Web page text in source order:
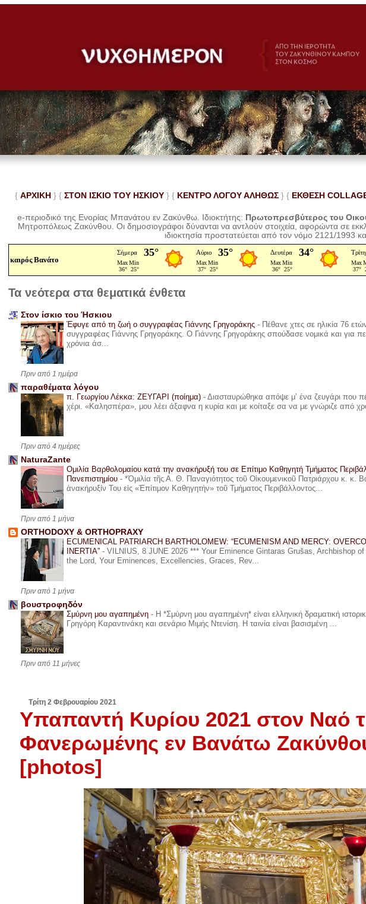
{ ΑΡΧΙΚΗ } { ΣΤΟΝ ΙΣΚΙΟ ΤΟΥ ΗΣΚΙΟΥ } { ΚΕΝΤΡΟ ΛΟΓΟΥ ΑΛΗΘΩΣ } { ΕΚΘΕΣΗ
e-περιοδικό της Ενορίας Μπανάτου εν Ζακύνθω. Ιδιοκτήτης: Πρωτοπρεσβύτερος του
Μητροπόλεως Ζακύνθου.Οι δημοσιογράφοι δύνανται να αντλούν στοιχεία, αφορώντα σε
ιδιοκτησία προστατεύεται από τον νόμο 2121/1993
καιρός Βανάτο
Τα νεότερα στα θεματικά ένθετα
Στον ίσκιο του Ήσκιου
Έφυγε από τη ζωή ο συγγραφέας Γιάννης Γρηγοράκης - Πέθανε χτες σε ηλικία 76
συγγραφέας Γιάννης Γρηγοράκης. Ο Γιάννης Γρηγοράκης σπούδασε νομικά και για
χρόνια άσ...
Πριν από 1 ημέρα
παραθέματα λόγου
π. Γεωργίου Λέκκα: ΖΕΥΓΑΡΙ (ποίημα) - Διασταυρώθηκα απόψε μ’ ένα ζευγάρι που
χέρι. «Καλησπέρα», μου λέει άξαφνα η κυρία και με κοίταξε σα να με γνώριζε από
Πριν από 4 ημέρες
NaturaZante
Ομιλία Βαρθολομαίου κατά την ανακήρυξή του σε Επίτιμο Καθηγητή Τμήματος
Πανεπιστημίου - *Ὁμιλία τῆς Α. Θ. Παναγιότητος τοῦ Οἰκουμενικοῦ Πατριάρχου κ. κ.
ἀνακήρυξίν Του εἰς «Ἐπίτιμον Καθηγητήν» τοῦ Τμήματος Περιβάλλοντος...
Πριν από 1 μήνα
ORTHODOXY & ORTHOPRAXY
ECUMENICAL PATRIARCH BARTHOLOMEW: “ECUMENISM AND MERCY:
INERTIA” - VILNIUS, 8 JUNE 2026 *** Your Eminence Gintaras Grušas, Archbishop
the Lord, Your Eminences, Excellencies, Graces, Rev...
Πριν από 1 μήνα
βουστροφηδόν
Σμύρνη μου αγαπημένη - Η *Σμύρνη μου αγαπημένη* είναι ελληνική δραματική
Γρηγόρη Καραντινάκη και σενάριο Μιμής Ντενίση. Η ταινία είναι βασισμένη ...
Πριν από 11 μήνες
Τρίτη 2 Φεβρουαρίου 2021
Υπαπαντή Κυρίου 2021 στον Ναό
Φανερωμένης εν Βανάτω
[photos]